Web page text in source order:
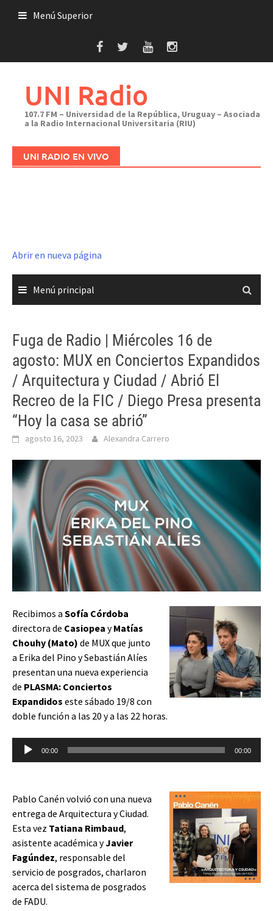
Menú Superior
UNI Radio
107.7 FM – Universidad de la República, Uruguay – Asociada
a la Radio Internacional Universitaria (RIU)
UNI RADIO EN VIVO
Abrir en nueva página
Menú principal
Fuga de Radio | Miércoles 16 de
agosto: MUX en Conciertos Expandidos
/ Arquitectura y Ciudad / Abrió El
Recreo de la FIC / Diego Presa presenta
“Hoy la casa se abrió”
agosto 16, 2023 Alexandra Carrero
Recibimos a Sofía Córdoba
directora de Casiopea yMatías
Chouhy (Mato) de MUXque junto
a Erika del Pino y Sebastián Alíes
presentan una nueva experiencia
de PLASMA: Conciertos
Expandidos este sábado 19/8 con
doble función a las 20 y a las 22 horas.
Reproductor
00:00 00:00
Pablo Canén volvió con una nueva
entrega de Arquitectura y Ciudad.
Esta vez Tatiana Rimbaud,
asistente académica yJavier
Fagúndez, responsable del
servicio de posgrados, charlaron
acerca del sistema de posgrados
de FADU.